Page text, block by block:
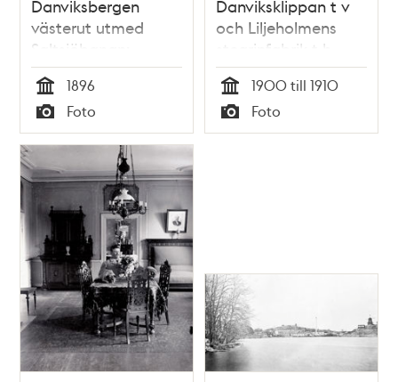
Danviksbergen
västerut utmed
Saltsjöbanan:
Liljeholmens
stearinfabrik,
Danvikstull och
Fåfängan
Tid
1896
Typ
Foto
Danviksklippan t v
och Liljeholmens
stearinfabrik t h
Tid
1900 till 1910
Typ
Foto